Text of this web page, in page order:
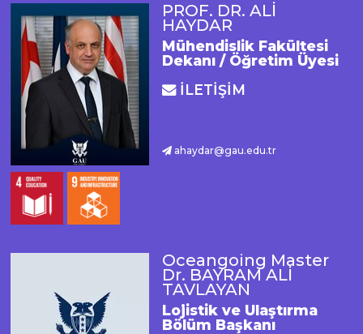
PROF. DR. ALİ
HAYDAR
Mühendislik Fakültesi
Dekanı / Öğretim Üyesi
İLETİŞİM
ahaydar@gau.edu.tr
Oceangoing Master
Dr. BAYRAM ALİ
TAVLAYAN
Lojistik ve Ulaştırma
Bölüm Başkanı